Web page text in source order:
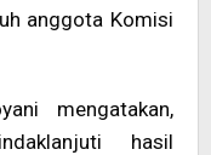
anggota Komisi
mengatakan,
hasil